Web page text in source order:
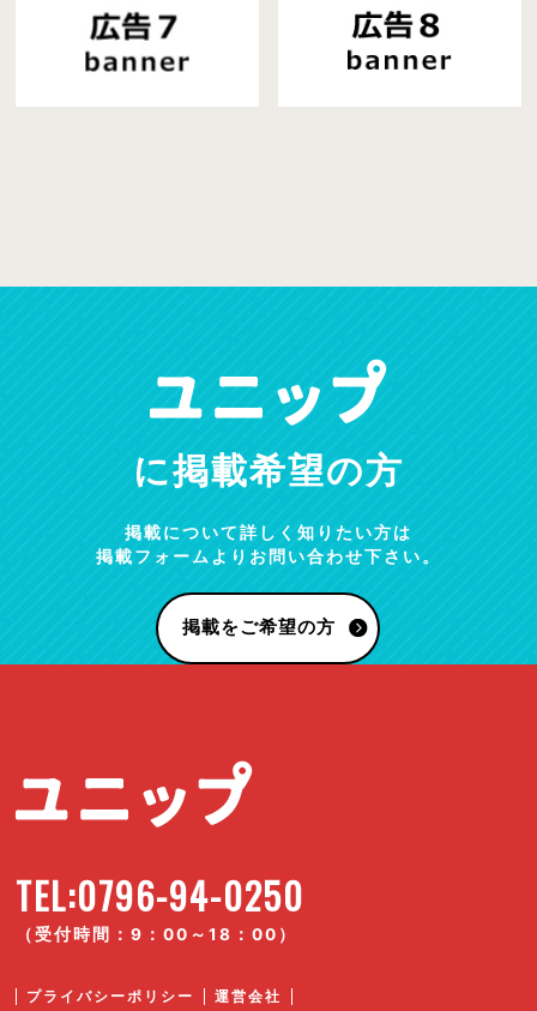
に掲載希望の方
掲載について詳しく知りたい方は
掲載フォームよりお問い合わせ下さい。
掲載をご希望の方
TEL:0796-94-0250
（受付時間：9：00～18：00）
プライバシーポリシー 運営会社